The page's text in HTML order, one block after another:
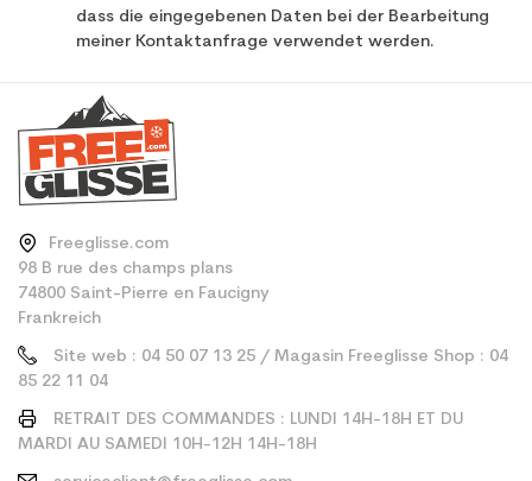
dass die eingegebenen Daten bei der Bearbeitung
meiner Kontaktanfrage verwendet werden.
Freeglisse.com
98 B rue des champs plans
74800 Saint-Pierre en Faucigny
Frankreich
Site web : 04 50 07 13 25 / Magasin Freeglisse Shop : 04
85 22 11 04
RETRAIT DES COMMANDES : LUNDI 14H-18H ET DU
MARDI AU SAMEDI 10H-12H 14H-18H